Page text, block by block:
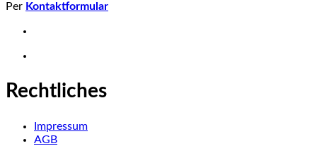
Per Kontaktformular
Rechtliches
Impressum
AGB